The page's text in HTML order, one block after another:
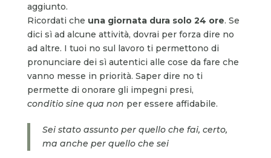
aggiunto.
Ricordati che una giornata dura solo 24 ore. Se
dici sì ad alcune attività, dovrai per forza dire no
ad altre. I tuoi no sul lavoro ti permettono di
pronunciare dei sì autentici alle cose da fare che
vanno messe in priorità. Saper dire no ti
permette di onorare gli impegni presi,
conditio sine qua non per essere affidabile.
Sei stato assunto per quello che fai, certo,
ma anche per quello che sei